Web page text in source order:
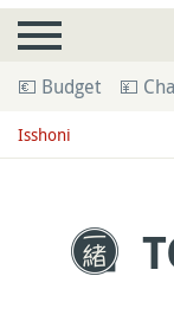
💶 Budget 💴
Isshoni